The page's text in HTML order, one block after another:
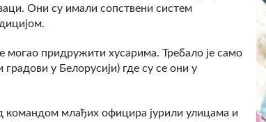
Они су имали сопствени систем
могао придружити хусарима. Требало је само
у Белорусији) где су се они у
командом млађих официра јурили улицама и